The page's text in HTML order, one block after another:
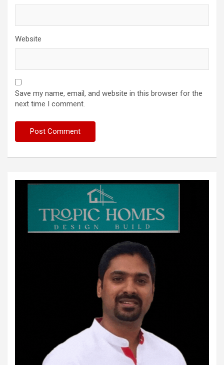
Website
Save my name, email, and website in this browser for the
next time I comment.